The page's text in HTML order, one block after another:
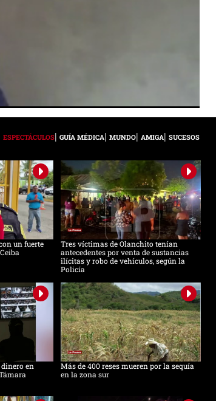
ESPECTÁCULOS GUÍA MÉDICA MUNDO AMIGA SUCESOS
un fuerte
Tres víctimas de Olanchito tenían
antecedentes por venta de sustancias
ilícitas y robo de vehículos, según la
Policía
en
Más de 400 reses mueren por la sequía
en la zona sur